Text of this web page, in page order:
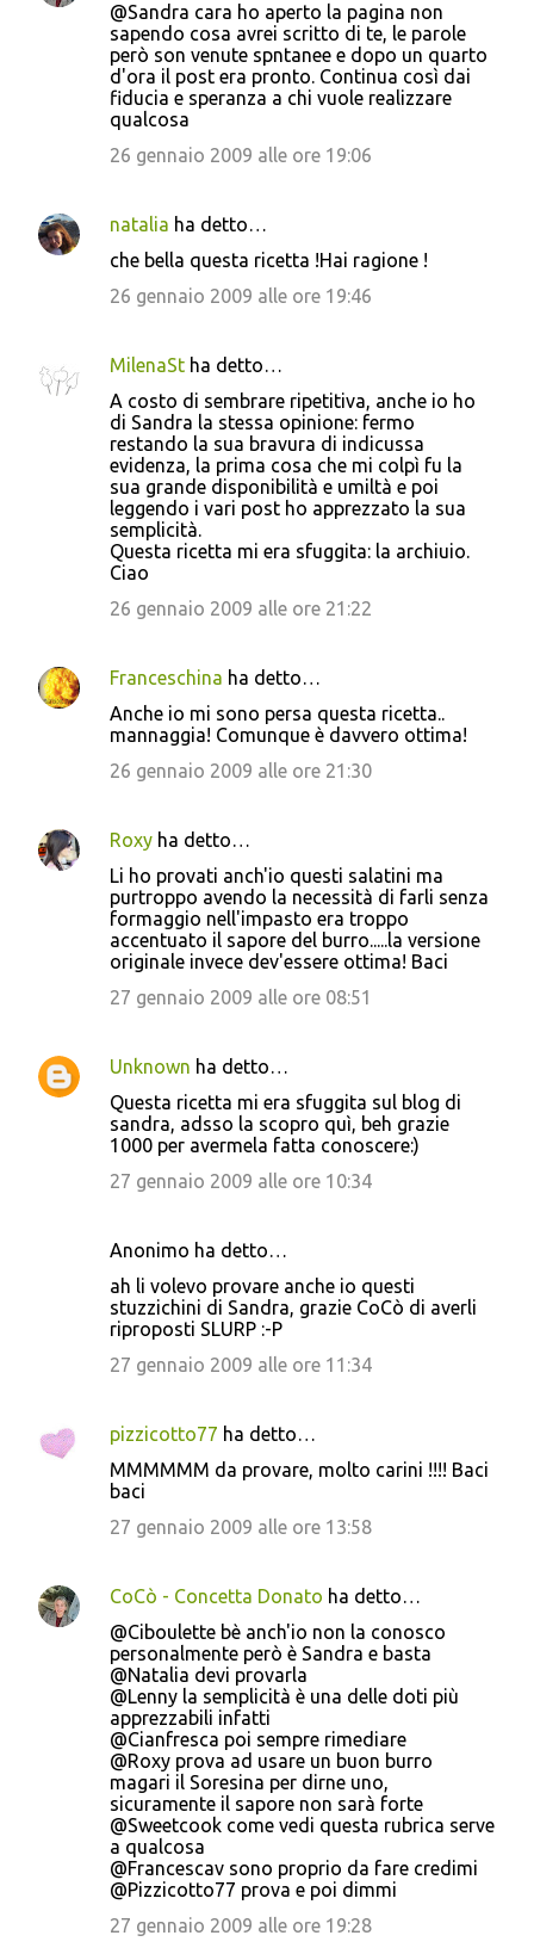
@Sandra cara ho aperto la pagina non
sapendo cosa avrei scritto di te, le parole
però son venute spntanee e dopo un quarto
d'ora il post era pronto. Continua così dai
fiducia e speranza a chi vuole realizzare
qualcosa
26 gennaio 2009 alle ore 19:06
natalia ha detto…
che bella questa ricetta !Hai ragione !
26 gennaio 2009 alle ore 19:46
MilenaSt ha detto…
A costo di sembrare ripetitiva, anche io ho
di Sandra la stessa opinione: fermo
restando la sua bravura di indicussa
evidenza, la prima cosa che mi colpì fu la
sua grande disponibilità e umiltà e poi
leggendo i vari post ho apprezzato la sua
semplicità.
Questa ricetta mi era sfuggita: la archiuio.
Ciao
26 gennaio 2009 alle ore 21:22
Franceschina ha detto…
Anche io mi sono persa questa ricetta..
mannaggia! Comunque è davvero ottima!
26 gennaio 2009 alle ore 21:30
Roxy ha detto…
Li ho provati anch'io questi salatini ma
purtroppo avendo la necessità di farli senza
formaggio nell'impasto era troppo
accentuato il sapore del burro.....la versione
originale invece dev'essere ottima! Baci
27 gennaio 2009 alle ore 08:51
Unknown ha detto…
Questa ricetta mi era sfuggita sul blog di
sandra, adsso la scopro quì, beh grazie
1000 per avermela fatta conoscere:)
27 gennaio 2009 alle ore 10:34
Anonimo ha detto…
ah li volevo provare anche io questi
stuzzichini di Sandra, grazie CoCò di averli
riproposti SLURP :-P
27 gennaio 2009 alle ore 11:34
pizzicotto77 ha detto…
MMMMMM da provare, molto carini !!!! Baci
baci
27 gennaio 2009 alle ore 13:58
CoCò - Concetta Donato ha detto…
@Ciboulette bè anch'io non la conosco
personalmente però è Sandra e basta
@Natalia devi provarla
@Lenny la semplicità è una delle doti più
apprezzabili infatti
@Cianfresca poi sempre rimediare
@Roxy prova ad usare un buon burro
magari il Soresina per dirne uno,
sicuramente il sapore non sarà forte
@Sweetcook come vedi questa rubrica serve
a qualcosa
@Francescav sono proprio da fare credimi
@Pizzicotto77 prova e poi dimmi
27 gennaio 2009 alle ore 19:28